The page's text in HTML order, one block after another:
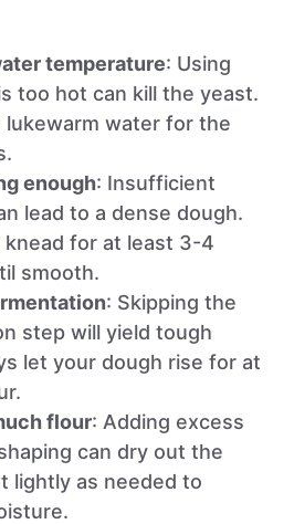
temperature: Using
too hot can kill the yeast.
lukewarm water for the
enough: Insufficient
lead to a dense dough.
knead for at least 3-4
smooth.
: Skipping the
step will yield tough
let your dough rise for at
flour: Adding excess
can dry out the
lightly as needed to